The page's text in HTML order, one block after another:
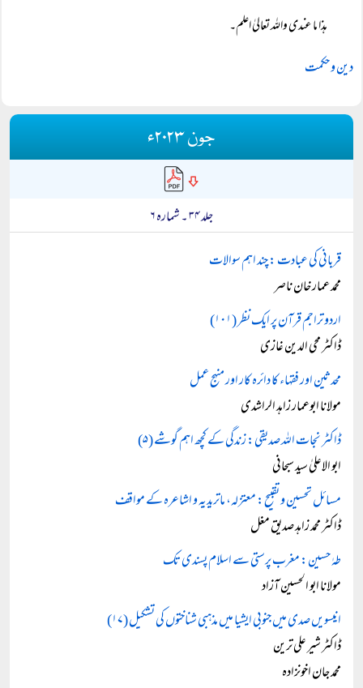
ہذا ما عندی واللہ تعالیٰ اعلم۔
دین و حکمت
جون ۲۰۲۳ء
جلد ۳۴ ۔ شمارہ ۶
قربانی کی عبادت : چند اہم سوالات
محمد عمار خان ناصر
اردو تراجم قرآن پر ایک نظر (۱۰۱)
ڈاکٹر محی الدین غازی
محدثین اور فقہاء کا دائرہ کار اور منہج عمل
مولانا ابوعمار زاہد الراشدی
ڈاکٹر نجات اللہ صدیقی: زندگی کے کچھ اہم گوشے (۵)
ابو الاعلیٰ سید سبحانی
مسائل تحسین و تقبیح: معتزلہ، ماتریدیہ و اشاعرہ کے مواقف
ڈاکٹر محمد زاہد صدیق مغل
طہٰ حسین: مغرب پرستی سے اسلام پسندی تک
مولانا ابو الحسین آزاد
انیسویں صدی میں جنوبی ایشیا میں مذہبی شناختوں کی تشکیل (۱۷)
ڈاکٹر شیر علی ترین
محمد جان اخونزادہ